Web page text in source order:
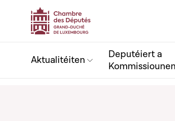
Aktualitéiten
Deputéiert a
Kommissiounen